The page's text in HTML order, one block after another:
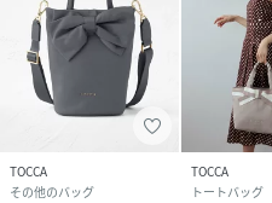
TOCCA
その他のバッグ
TOCCA
トートバッグ